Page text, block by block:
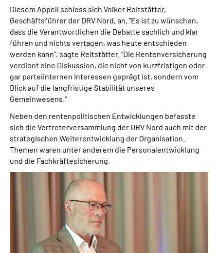
Diesem Appell schloss sich Volker Reitstätter,
Geschäftsführer der DRV Nord, an. "Es ist zu wünschen,
dass die Verantwortlichen die Debatte sachlich und klar
führen und nichts vertagen, was heute entschieden
werden kann", sagte Reitstätter. "Die Rentenversicherung
verdient eine Diskussion, die nicht von kurzfristigen oder
gar parteiinternen Interessen geprägt ist, sondern vom
Blick auf die langfristige Stabilität unseres
Gemeinwesens."
Neben den rentenpolitischen Entwicklungen befasste
sich die Vertreterversammlung der DRV Nord auch mit der
strategischen Weiterentwicklung der Organisation.
Themen waren unter anderem die Personalentwicklung
und die Fachkräftesicherung.